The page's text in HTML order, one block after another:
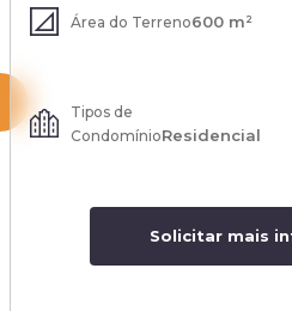
Área do Terreno600 m²
Tipos de
CondomínioResidencial
Solicitar mais